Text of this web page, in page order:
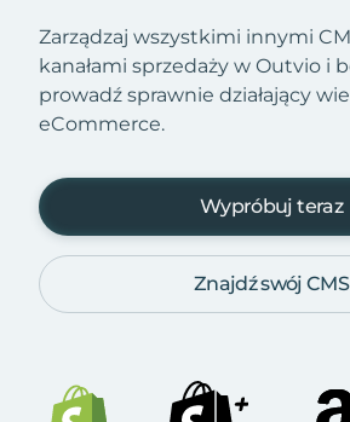
Zarządzaj wszystkimi innymi
kanałami sprzedaży w Outvio i
prowadź sprawnie działający
eCommerce.
Wypróbuj teraz
Znajdź swój CMS